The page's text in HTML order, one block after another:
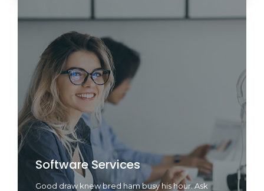
Software Services
Good draw knew bred ham busy his hour. Ask